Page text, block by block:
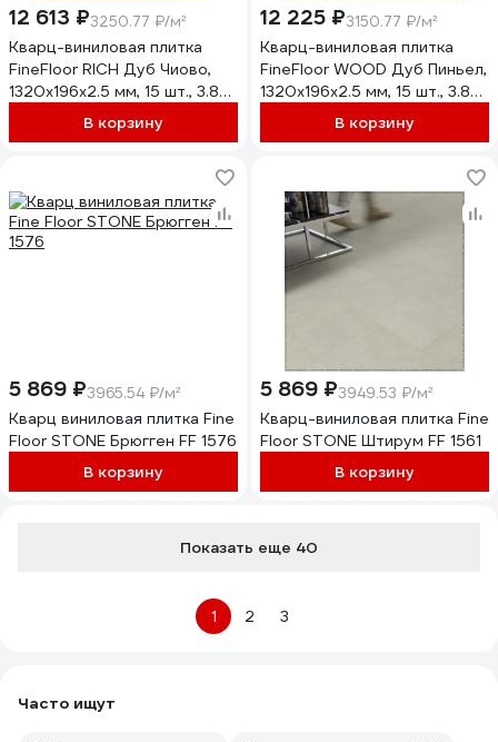
12 613 ₽3250.77 ₽/м²
Кварц-виниловая плитка
FineFloor RICH Дуб Чиово,
1320х196х2.5 мм, 15 шт., 3.88
кв. м FF 2086В корзину
12 225 ₽3150.77 ₽/м²
Кварц-виниловая плитка
FineFloor WOOD Дуб Пиньел,
1320х196х2.5 мм, 15 шт., 3.88
кв. м FF 1425В корзину
5 869 ₽3965.54 ₽/м²
Кварц виниловая плитка Fine
Floor STONE Брюгген FF 1576
В корзину
5 869 ₽3949.53 ₽/м²
Кварц-виниловая плитка Fine
Floor STONE Штирум FF 1561
В корзину
Показать еще 40
1 2 3
Часто ищут